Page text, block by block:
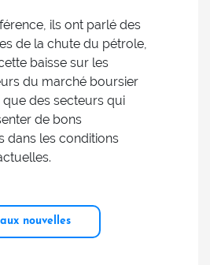
ils ont parlé des
de la chute du pétrole,
baisse sur les
du marché boursier
que des secteurs qui
de bons
dans les conditions
nouvelles